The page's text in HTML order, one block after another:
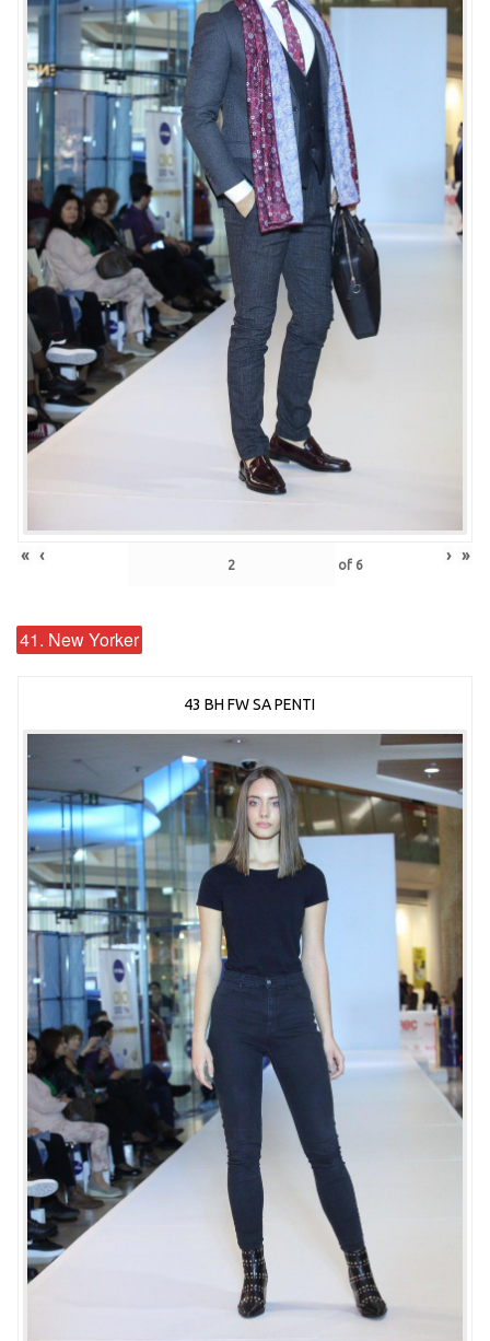
« ‹ of 6 › »
41. New Yorker
43 BH FW SA PENTI